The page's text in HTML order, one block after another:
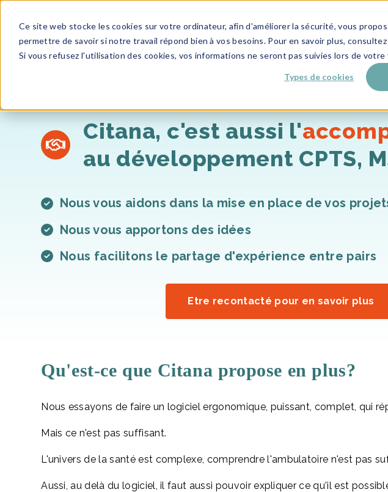
Ce site web stocke les cookies sur votre ordinateur, afin d'améliorer la sécurité, vous
permettre de savoir si notre travail répond bien à vos besoins. Pour en savoir plus,
Si vous refusez l'utilisation des cookies, vos informations ne seront pas suivies lors de
Types de cookies
ACCUEIL VOUS ÊTES FONCTIONNALITÉS
Citana, c'est aussi l'
au développement CPTS,
Nous vous aidons dans la mise en place de vos
Nous vous apportons des idées
Nous facilitons le partage d'expérience entre pairs
Etre recontacté pour en savoir plus
Qu'est-ce que Citana propose en plus?
Nous essayons de faire un logiciel ergonomique, puissant, complet, qui
Mais ce n'est pas suffisant.
L'univers de la santé est complexe, comprendre l'ambulatoire n'est pas
Aussi, au delà du logiciel, il faut aussi pouvoir expliquer ce qu'il est